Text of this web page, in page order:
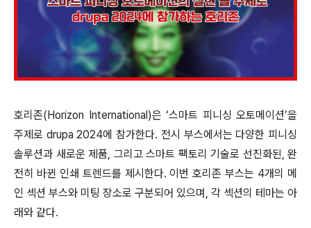
호리존(Horizon International)은 ‘스마트 피니싱 오토메이션’을
주제로 drupa 2024에 참가한다. 전시 부스에서는 다양한 피니싱
솔루션과 새로운 제품, 그리고 스마트 팩토리 기술로 선진화된, 완
전히 바뀐 인쇄 트렌드를 제시한다. 이번 호리존 부스는 4개의 메
인 섹션 부스와 미팅 장소로 구분되어 있으며, 각 섹션의 테마는 아
래와 같다.